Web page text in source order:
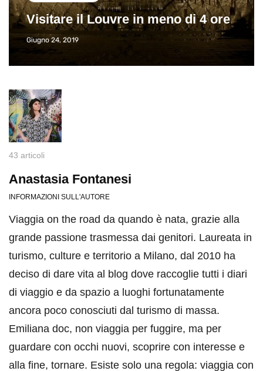
Visitare il Louvre in meno di 4 ore
Giugno 24, 2019
43 articoli
Anastasia Fontanesi
INFORMAZIONI SULL'AUTORE
Viaggia on the road da quando è nata, grazie alla
grande passione trasmessa dai genitori. Laureata in
turismo, culture e territorio a Milano, dal 2010 ha
deciso di dare vita al blog dove raccoglie tutti i diari
di viaggio e da spazio a luoghi fortunatamente
ancora poco conosciuti dal turismo di massa.
Emiliana doc, non viaggia per fuggire, ma per
guardare con occhi nuovi, scoprire con interesse e
alla fine, tornare. Esiste solo una regola: viaggia con